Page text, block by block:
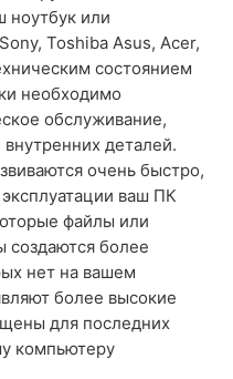
ноутбук или
Toshiba Asus, Acer,
состоянием
необходимо
обслуживание,
деталей.
очень быстро,
ваш ПК
файлы или
создаются более
нет на вашем
более высокие
для последних
компьютеру